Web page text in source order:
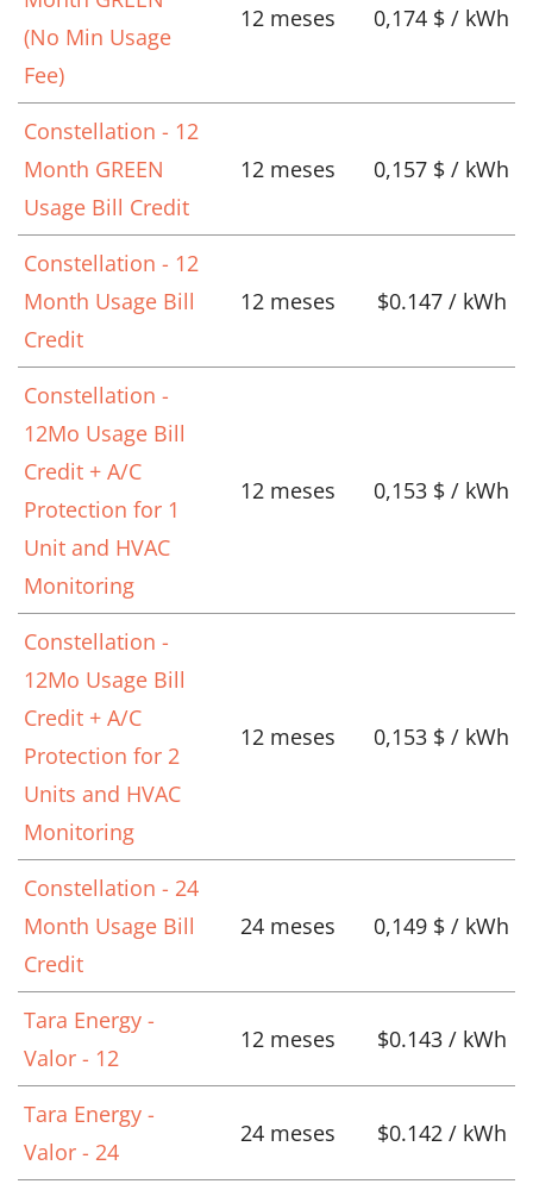
(No Min Usage
Fee)
12 meses 0,174 $ / kWh
Constellation - 12
Month GREEN
Usage Bill Credit
12 meses 0,157 $ / kWh
Constellation - 12
Month Usage Bill
Credit
12 meses $0.147 / kWh
Constellation -
12Mo Usage Bill
Credit + A/C
Protection for 1
Unit and HVAC
Monitoring
12 meses 0,153 $ / kWh
Constellation -
12Mo Usage Bill
Credit + A/C
Protection for 2
Units and HVAC
Monitoring
12 meses 0,153 $ / kWh
Constellation - 24
Month Usage Bill
Credit
24 meses 0,149 $ / kWh
Tara Energy -
Valor - 12
12 meses $0.143 / kWh
Tara Energy -
Valor - 24
24 meses $0.142 / kWh